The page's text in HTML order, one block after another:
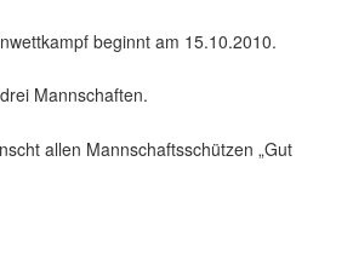
beginnt am 15.10.2010.
Mannschaften.
allen Mannschaftsschützen „Gut